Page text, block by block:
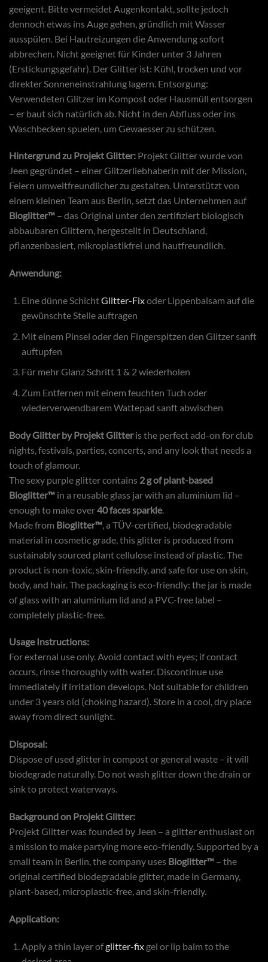
geeigent. Bitte vermeidet Augenkontakt, sollte jedoch
dennoch etwas ins Auge gehen, gründlich mit Wasser
ausspülen. Bei Hautreizungen die Anwendung sofort
abbrechen. Nicht geeignet für Kinder unter 3 Jahren
(Erstickungsgefahr). Der Glitter ist: Kühl, trocken und vor
direkter Sonneneinstrahlung lagern. Entsorgung:
Verwendeten Glitzer im Kompost oder Hausmüll entsorgen
– er baut sich natürlich ab. Nicht in den Abfluss oder ins
Waschbecken spuelen, um Gewaesser zu schützen.
Hintergrund zu Projekt Glitter: Projekt Glitter wurde von
Jeen gegründet – einer Glitzerliebhaberin mit der Mission,
Feiern umweltfreundlicher zu gestalten. Unterstützt von
einem kleinen Team aus Berlin, setzt das Unternehmen auf
Bioglitter™ – das Original unter den zertifiziert biologisch
abbaubaren Glittern, hergestellt in Deutschland,
pflanzenbasiert, mikroplastikfrei und hautfreundlich.
Anwendung:
Eine dünne SchichtGlitter-Fixoder Lippenbalsam auf die
gewünschte Stelle auftragen
Mit einem Pinsel oder den Fingerspitzen den Glitzer sanft
auftupfen
Für mehr Glanz Schritt 1 & 2 wiederholen
Zum Entfernen mit einem feuchten Tuch oder
wiederverwendbarem Wattepad sanft abwischen
Body Glitter by Projekt Glitteris the perfect add-on for club
nights, festivals, parties, concerts, and any look that needs a
touch of glamour.
The sexy purple glitter contains 2 g of plant-based
Bioglitter™ in a reusable glass jar with an aluminium lid –
enough to make over40 faces sparkle.
Made from Bioglitter™ , a TÜV-certified, biodegradable
material in cosmetic grade, this glitter is produced from
sustainably sourced plant cellulose instead of plastic. The
product is non-toxic, skin-friendly, and safe for use on skin,
body, and hair. The packaging is eco-friendly: the jar is made
of glass with an aluminium lid and a PVC-free label –
completely plastic-free.
Usage Instructions:
For external use only. Avoid contact with eyes; if contact
occurs, rinse thoroughly with water. Discontinue use
immediately if irritation develops. Not suitable for children
under 3 years old (choking hazard). Store in a cool, dry place
away from direct sunlight.
Disposal:
Dispose of used glitter in compost or general waste – it will
biodegrade naturally. Do not wash glitter down the drain or
sink to protect waterways.
Background on Projekt Glitter:
Projekt Glitter was founded by Jeen – a glitter enthusiast on
a mission to make partying more eco-friendly. Supported by a
small team in Berlin, the company uses Bioglitter™ – the
original certified biodegradable glitter, made in Germany,
plant-based, microplastic-free, and skin-friendly.
Application:
Apply a thin layer ofglitter-fixgel or lip balm to the